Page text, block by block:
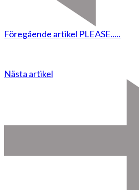
Föregående artikel PLEASE.....
Nästa artikel